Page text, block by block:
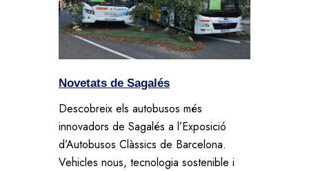
Novetats de Sagalés
Descobreix els autobusos més
innovadors de Sagalés a l’Exposició
d’Autobusos Clàssics de Barcelona.
Vehicles nous, tecnologia sostenible i